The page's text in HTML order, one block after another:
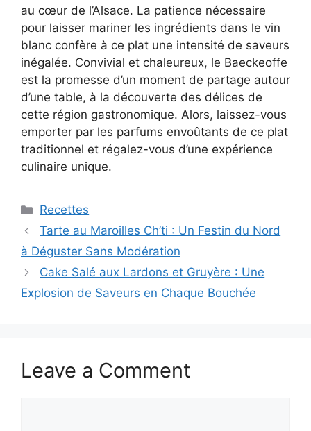
au cœur de l’Alsace. La patience nécessaire
pour laisser mariner les ingrédients dans le vin
blanc confère à ce plat une intensité de saveurs
inégalée. Convivial et chaleureux, le Baeckeoffe
est la promesse d’un moment de partage autour
d’une table, à la découverte des délices de
cette région gastronomique. Alors, laissez-vous
emporter par les parfums envoûtants de ce plat
traditionnel et régalez-vous d’une expérience
culinaire unique.
Categories
Recettes
Tarte au Maroilles Ch’ti : Un Festin du Nord
à Déguster Sans Modération
Cake Salé aux Lardons et Gruyère : Une
Explosion de Saveurs en Chaque Bouchée
Leave a Comment